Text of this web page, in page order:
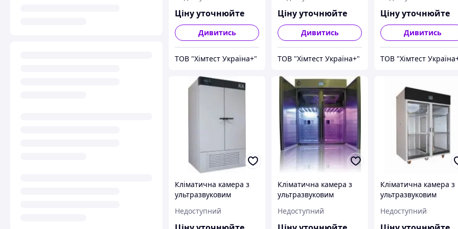
Ціну уточнюйте
Дивитись
ТОВ "Хімтест Україна+"
Ціну уточнюйте
Дивитись
ТОВ "Хімтест Україна+"
Ціну уточнюйте
Дивитись
ТОВ "Хімтест
Кліматична камера з
ультразвуковим
Aparatura KK 750 TOP+
Недоступний
Кліматична камера з
ультразвуковим
Aparatura KK 1200 TOP+
Недоступний
Кліматична камера з
ультразвуковим
Aparatura KK 1450
Недоступний